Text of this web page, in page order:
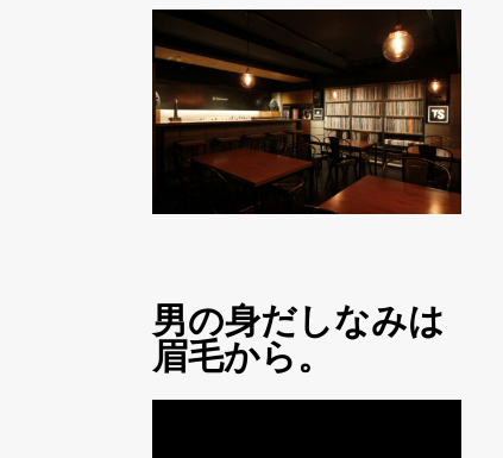
男の身だしなみは
眉毛から。